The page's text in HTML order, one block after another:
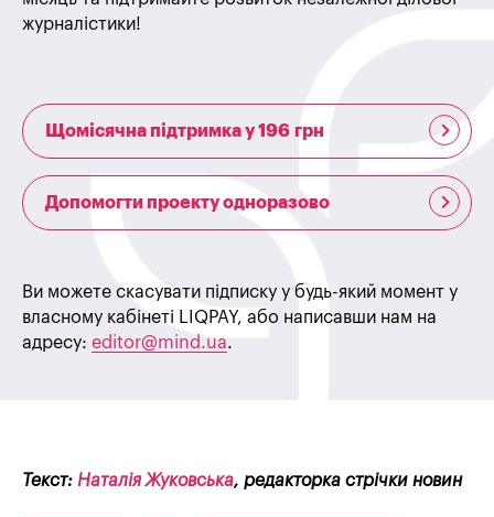
журналістики!
Щомісячна підтримка у 196 грн
Допомогти проекту одноразово
Ви можете скасувати підписку у будь-який момент у
власному кабінеті LIQPAY, або написавши нам на
адресу: editor@mind.ua.
Текст: Наталія Жуковська, редакторка стрічки новин